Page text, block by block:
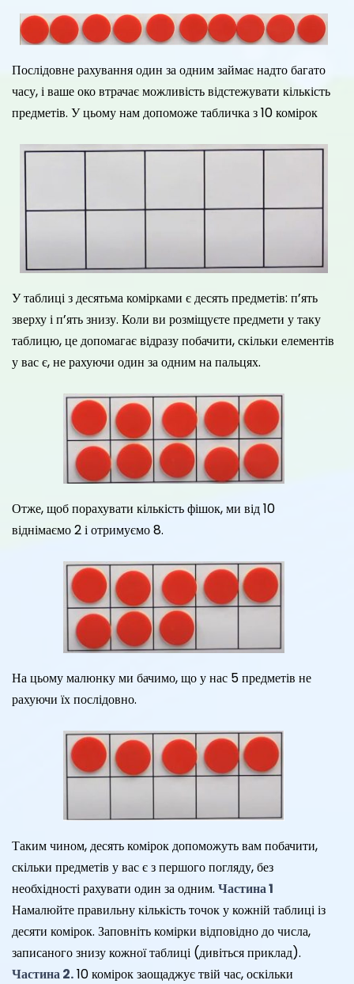
Послідовне рахування один за одним займає надто багато
часу, і ваше око втрачає можливість відстежувати кількість
предметів. У цьому нам допоможе табличка з 10 комірок
У таблиці з десятьма комірками є десять предметів: п’ять
зверху і п’ять знизу. Коли ви розміщуєте предмети у таку
таблицю, це допомагає відразу побачити, скільки елементів
у вас є, не рахуючи один за одним на пальцях.
Отже, щоб порахувати кількість фішок, ми від 10
віднімаємо 2 і отримуємо 8.
На цьому малюнку ми бачимо, що у нас 5 предметів не
рахуючи їх послідовно.
Таким чином, десять комірок допоможуть вам побачити,
скільки предметів у вас є з першого погляду, без
необхідності рахувати один за одним. Частина 1
Намалюйте правильну кількість точок у кожній таблиці із
десяти комірок. Заповніть комірки відповідно до числа,
записаного знизу кожної таблиці (дивіться приклад).
Частина 2.10 комірок заощаджує твій час, оскільки